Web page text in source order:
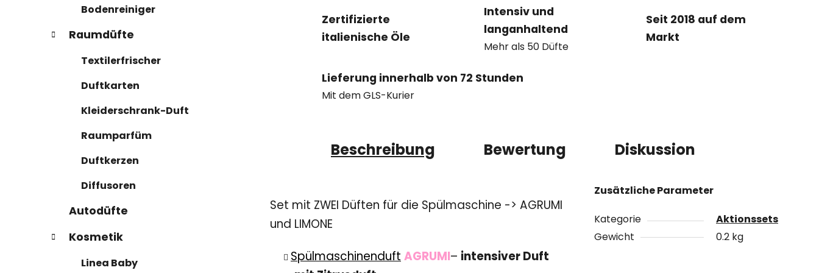
Bodenreiniger
Raumdüfte
Textilerfrischer
Duftkarten
Kleiderschrank-Duft
Raumparfüm
Duftkerzen
Diffusoren
Autodüfte
Kosmetik
Linea Baby
Zertifizierte
italienische Öle
Intensiv und
langanhaltend
Mehr als 50 Düfte
Seit 2018 auf dem
Markt
Lieferung innerhalb von 72 Stunden
Mit dem GLS-Kurier
Beschreibung Bewertung Diskussion
Set mit ZWEI Düften für die Spülmaschine -> AGRUMI
und LIMONE
Spülmaschinenduft AGRUMI– intensiver Duft
Zusätzliche Parameter
Kategorie
Aktionssets
Gewicht
0.2 kg